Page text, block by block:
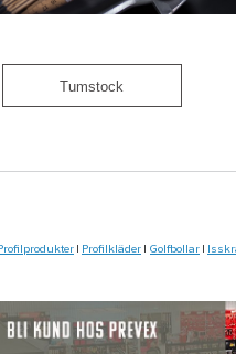
Tumstock
Profilprodukter Profilkläder Golfbollar